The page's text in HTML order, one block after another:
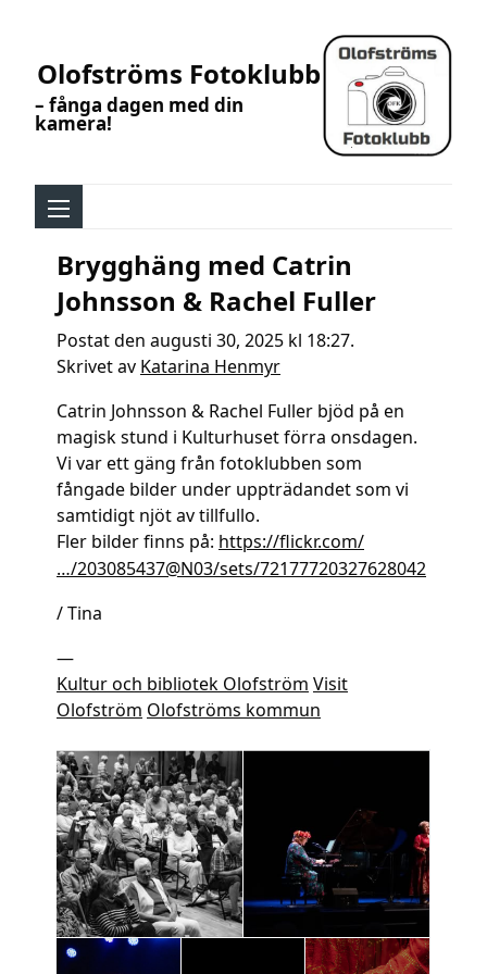
Olofströms Fotoklubb
– fånga dagen med din
kamera!
Brygghäng med Catrin
Johnsson & Rachel Fuller
Postat den augusti 30, 2025 kl 18:27.
Skrivet av Katarina Henmyr
Catrin Johnsson & Rachel Fuller bjöd på en
magisk stund i Kulturhuset förra onsdagen.
Vi var ett gäng från fotoklubben som
fångade bilder under uppträdandet som vi
samtidigt njöt av tillfullo.
Fler bilder finns på: https://flickr.com/
…/203085437@N03/sets/72177720327628042
/ Tina
—
Kultur och bibliotek Olofström Visit
Olofström Olofströms kommun